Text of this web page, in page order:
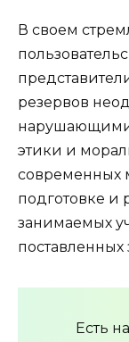
В своем
резервов
этики и
современных
подготовке и
занимаемых
поставленных
Есть